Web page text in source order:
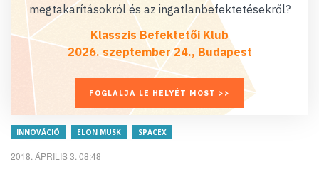
megtakarításokról és az ingatlanbefektetésekről?
Klasszis Befektetői Klub
2026. szeptember 24., Budapest
FOGLALJA LE HELYÉT MOST >>
INNOVÁCIÓ ELON MUSK SPACEX
2018. ÁPRILIS 3. 08:48